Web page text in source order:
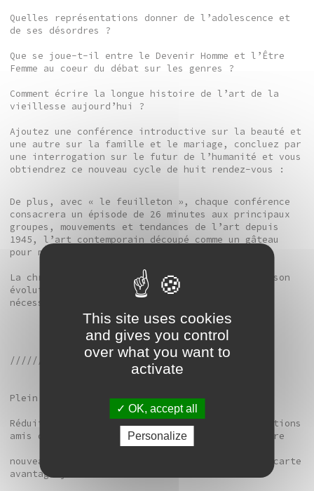
Quelles représentations donner de l’adolescence et
de ses désordres ?
Que se joue-t-il entre le Devenir Homme et l’Être
Femme au coeur du débat sur les genres ?
Comment écrire la longue histoire de l’art de la
vieillesse aujourd’hui ?
Ajoutez une conférence introductive sur la beauté et
une autre sur la famille et le mariage, concluez par
une interrogation sur le futur de l’humanité et vous
obtiendrez ce nouveau cycle de huit rendez-vous :
De plus, avec « le feuilleton », chaque conférence
consacrera un épisode de 26 minutes aux principaux
groupes, mouvements et tendances de l’art depuis
1945, l’art contemporain découpé comme un gâteau
pour mieux éclairer son histoire par décennie.
La chronologie n’est certes pas signifiante de son
évolution, elle offre néanmoins des repères
nécessaires.
//////////////////////////////////////////////
Plein tarif : 6 € la séance ou 15 € les quatre
Réduit (étudiants, demandeurs d’emploi, associations
amis de musées) : 2 € la séance ou 6 € les quatre
nouveau : une séance gratuite au choix avec la carte
avantage jeunes
This site uses cookies
and gives you control
over what you want to
activate
OK, accept all
Personalize